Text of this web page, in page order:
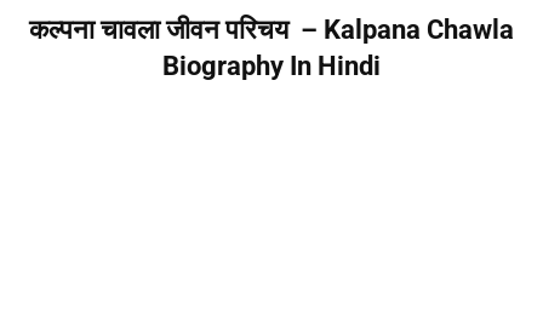
कल्पना चावला जीवन परिचय – Kalpana Chawla
Biography In Hindi